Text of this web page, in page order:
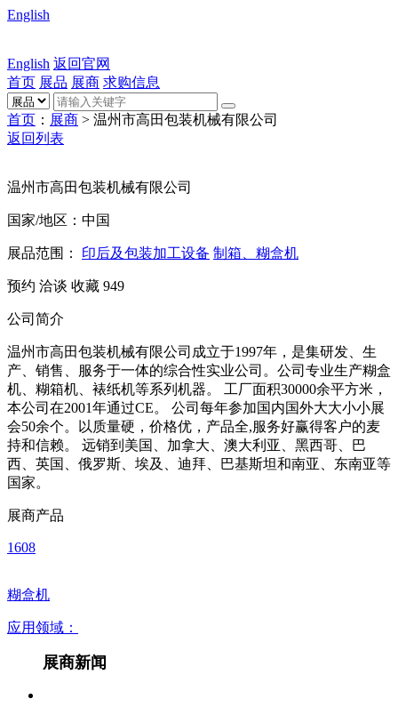
English
English 返回官网
首页 展品 展商 求购信息
首页 ： 展商 > 温州市高田包装机械有限公司
返回列表
温州市高田包装机械有限公司
国家/地区：中国
展品范围： 印后及包装加工设备 制箱、糊盒机
预约 洽谈 收藏 949
公司简介
温州市高田包装机械有限公司成立于1997年，是集研发、生
产、销售、服务于一体的综合性实业公司。公司专业生产糊盒
机、糊箱机、裱纸机等系列机器。 工厂面积30000余平方米，
本公司在2001年通过CE。 公司每年参加国内国外大大小小展
会50余个。以质量硬，价格优，产品全,服务好赢得客户的麦
持和信赖。 远销到美国、加拿大、澳大利亚、黑西哥、巴
西、英国、俄罗斯、埃及、迪拜、巴基斯坦和南亚、东南亚等
国家。
展商产品
1608
糊盒机
应用领域：
展商新闻